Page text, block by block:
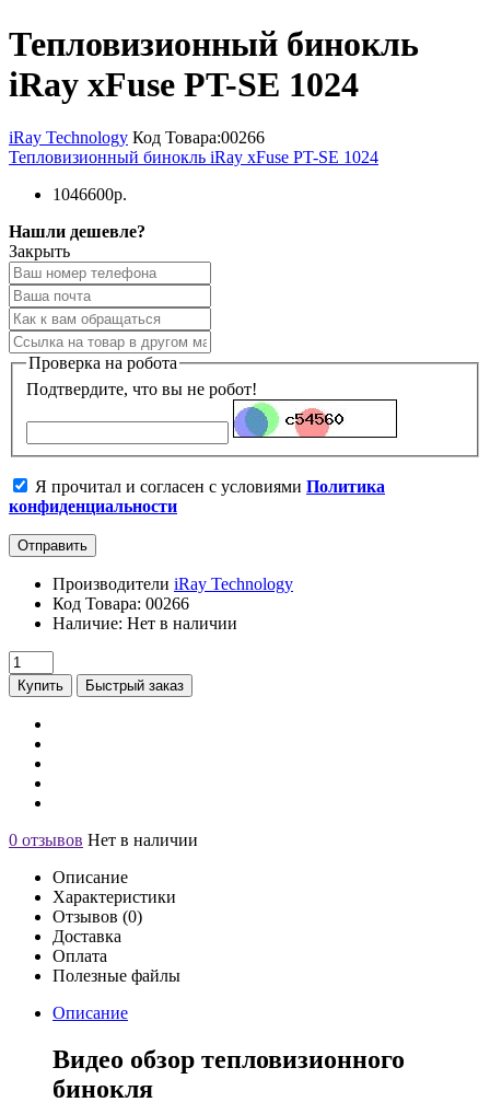
Тепловизионный бинокль
iRay xFuse PT-SE 1024
iRay Technology Код Товара:00266
Тепловизионный бинокль iRay xFuse PT-SE 1024
1046600р.
Нашли дешевле?
Закрыть
Проверка на робота
Подтвердите, что вы не робот!
Я прочитал и согласен с условиями Политика
конфиденциальности
Отправить
Производители iRay Technology
Код Товара: 00266
Наличие: Нет в наличии
Купить Быстрый заказ
0 отзывов Нет в наличии
Описание
Характеристики
Отзывов (0)
Доставка
Оплата
Полезные файлы
Описание
Видео обзор тепловизионного
бинокля